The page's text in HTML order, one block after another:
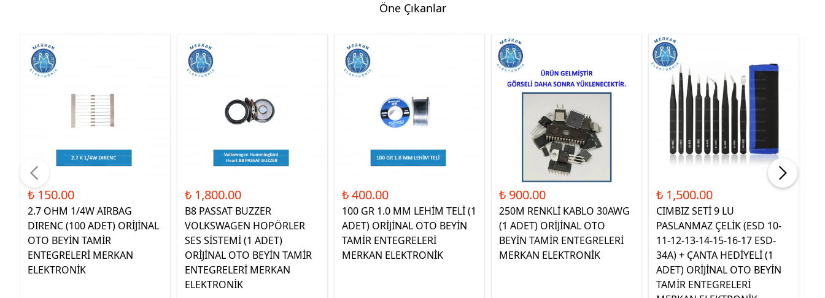
Öne Çıkanlar
₺ 150.00
2.7 OHM 1/4W AIRBAG
DIRENC (100 ADET) ORİJİNAL
OTO BEYİN TAMİR
ENTEGRELERİ MERKAN
ELEKTRONİK
₺ 1,800.00
B8 PASSAT BUZZER
VOLKSWAGEN HOPÖRLER
SES SİSTEMİ (1 ADET)
ORİJİNAL OTO BEYİN TAMİR
ENTEGRELERİ MERKAN
ELEKTRONİK
₺ 400.00
100 GR 1.0 MM LEHİM TELİ (1
ADET) ORİJİNAL OTO BEYİN
TAMİR ENTEGRELERİ
MERKAN ELEKTRONİK
₺ 900.00
250M RENKLİ KABLO 30AWG
(1 ADET) ORİJİNAL OTO
BEYİN TAMİR ENTEGRELERİ
MERKAN ELEKTRONİK
₺ 1,500.00
CIMBIZ SETİ 9 LU
PASLANMAZ ÇELİK (ESD 10-
11-12-13-14-15-16-17 ESD-
34A) + ÇANTA HEDİYELİ (1
ADET) ORİJİNAL OTO BEYİN
TAMİR ENTEGRELERİ